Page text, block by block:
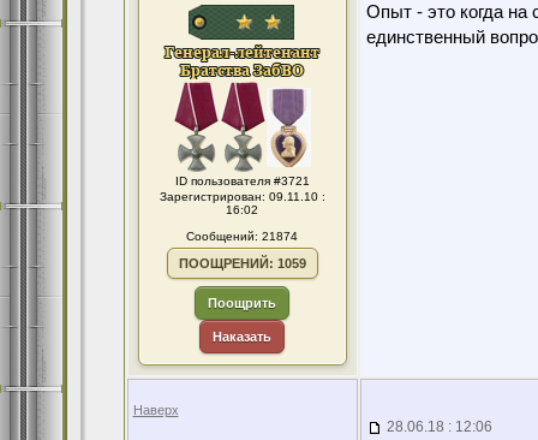
ID пользователя #3721
Зарегистрирован: 09.11.10 :
16:02
Сообщений: 21874
ПООЩРЕНИЙ: 1059
Поощрить
Наказать
Опыт - это когда на
единственный
Наверх
28.06.18 : 12:06